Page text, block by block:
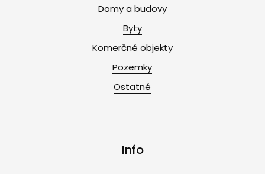
Domy a budovy
Byty
Komerčné objekty
Pozemky
Ostatné
Info